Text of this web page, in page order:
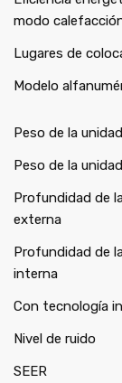
modo
Lugares de
Modelo
Peso de la
Peso de la
Profundidad de
externa
Profundidad de
interna
Con tecnología
Nivel de ruido
SEER